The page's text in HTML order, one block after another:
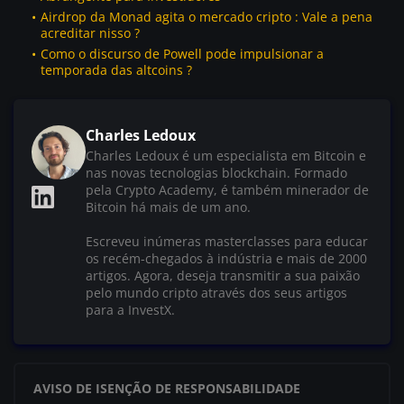
Airdrop da Monad agita o mercado cripto : Vale a pena
acreditar nisso ?
Como o discurso de Powell pode impulsionar a
temporada das altcoins ?
Charles Ledoux
Charles Ledoux é um especialista em Bitcoin e
nas novas tecnologias blockchain. Formado
pela Crypto Academy, é também minerador de
Bitcoin há mais de um ano.
Escreveu inúmeras masterclasses para educar
os recém-chegados à indústria e mais de 2000
artigos. Agora, deseja transmitir a sua paixão
pelo mundo cripto através dos seus artigos
para a InvestX.
AVISO DE ISENÇÃO DE RESPONSABILIDADE